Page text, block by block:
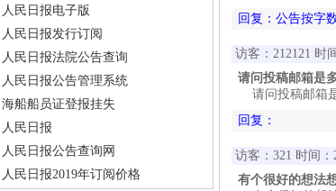
人民日报电子版
人民日报发行订阅
人民日报法院公告查询
人民日报公告管理系统
海船船员证登报挂失
人民日报
人民日报公告查询网
人民日报2019年订阅价格
回复：公告按字
访客：212121 时
请问投稿邮箱是
请问投稿邮箱
回复：
访客：321 时间：
有个很好的想法